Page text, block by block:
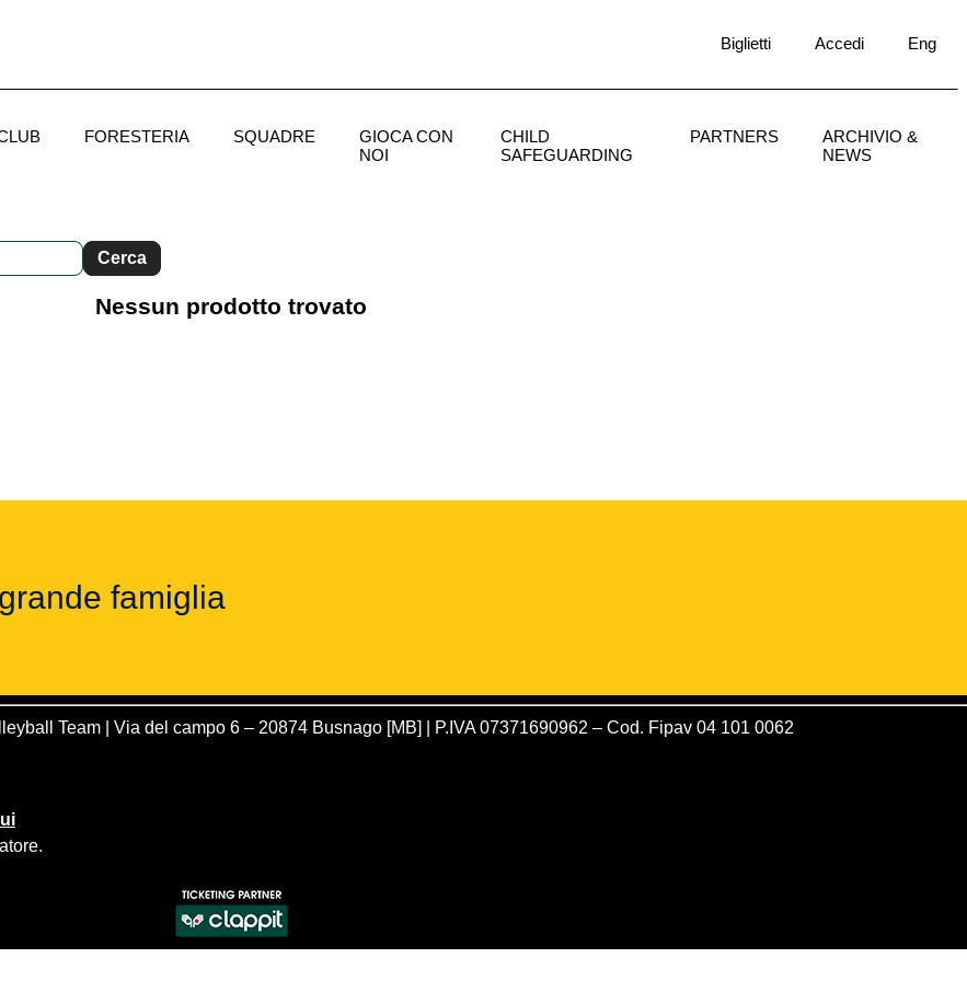
Biglietti Accedi Eng
FORESTERIA SQUADRE
GIOCA CON
NOI
CHILD
SAFEGUARDING
PARTNERS
ARCHIVIO &
NEWS
Nessun prodotto trovato
famiglia
Team | Via del campo 6 – 20874 Busnago [MB] | P.IVA 07371690962 – Cod. Fipav 04 101 0062
.